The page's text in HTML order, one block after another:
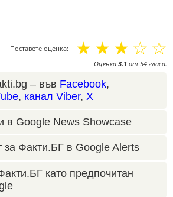
Поставете оценка: ☆
☆
☆
☆
☆
Оценка 3.1 от 54 гласа.
– във Facebook,
, канал Viber, X
в Google News Showcase
за Факти.БГ в Google Alerts
като предпочитан